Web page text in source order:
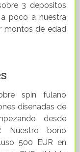
3 depositos
poco a nuestra
montos de edad
spin fulano
disenadas de
desde
Nuestro bono
500 EUR en